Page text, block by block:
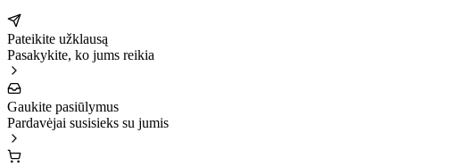
Pateikite užklausą
Pasakykite, ko jums reikia
Gaukite pasiūlymus
Pardavėjai susisieks su jumis